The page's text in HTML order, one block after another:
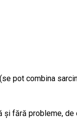
pot combina
fără probleme,